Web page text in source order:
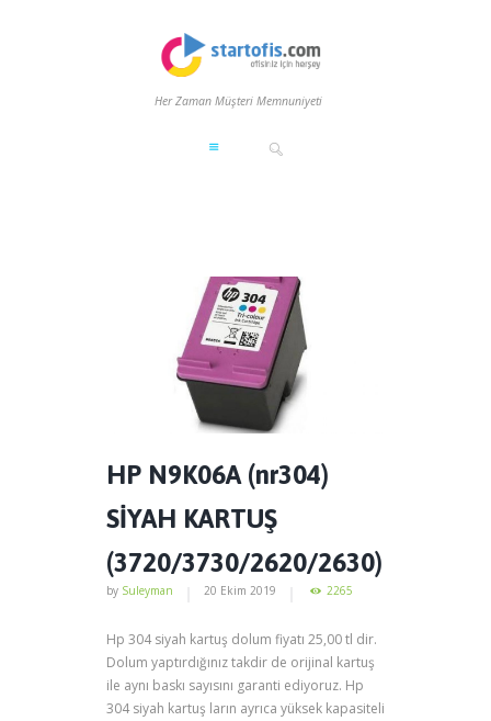
Her Zaman Müşteri Memnuniyeti
HP N9K06A (nr304)
SİYAH KARTUŞ
(3720/3730/2620/2630)
by Suleyman 20 Ekim 2019 2265
Hp 304 siyah kartuş dolum fiyatı 25,00 tl dir.
Dolum yaptırdığınız takdir de orijinal kartuş
ile aynı baskı sayısını garanti ediyoruz. Hp
304 siyah kartuş ların ayrıca yüksek kapasiteli